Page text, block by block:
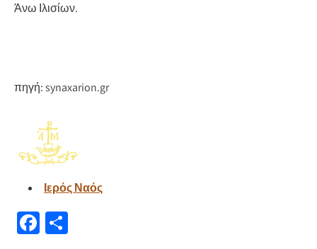
Άνω Ιλισίων.
πηγή: synaxarion.gr
Ιερός Ναός
Fa